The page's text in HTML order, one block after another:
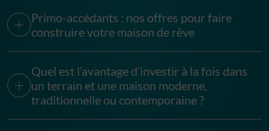
Primo-accédants : nos offres pour faire
construire votre maison de rêve
Quel est l’avantage d’investir à la fois dans
un terrain et une maison moderne,
traditionnelle ou contemporaine ?